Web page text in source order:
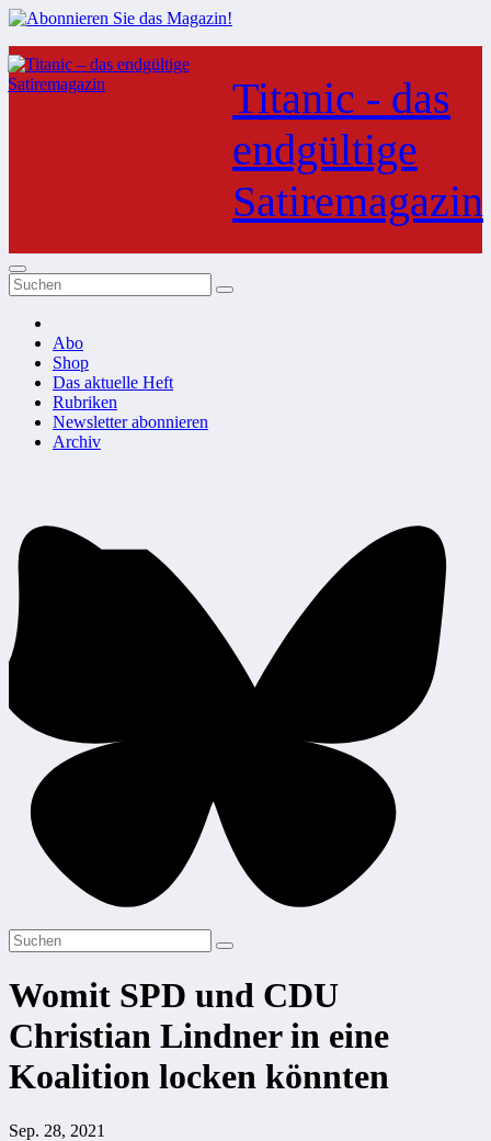
Zum
Inhalt
springen
Titanic - das
endgültige
Satiremagazin
Abo
Shop
Das aktuelle Heft
Rubriken
Newsletter abonnieren
Archiv
Womit SPD und CDU
Christian Lindner in eine
Koalition locken könnten
Sep. 28, 2021